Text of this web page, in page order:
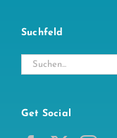
Suchfeld
Suche
Get Social